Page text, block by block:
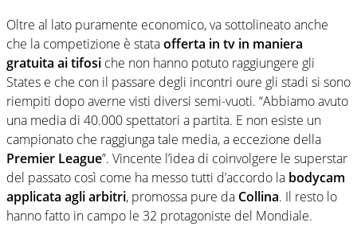
Oltre al lato puramente economico, va sottolineato anche
che la competizione è stataofferta in tv in maniera
gratuita ai tifosi che non hanno potuto raggiungere gli
States e che con il passare degli incontri oure gli stadi si sono
riempiti dopo averne visti diversi semi-vuoti. “Abbiamo avuto
una media di 40.000 spettatori a partita. E non esiste un
campionato che raggiunga tale media, a eccezione della
Premier League”. Vincente l’idea di coinvolgere le superstar
del passato così come ha messo tutti d’accordo la bodycam
applicata agli arbitri, promossa pure da Collina. Il resto lo
hanno fatto in campo le 32 protagoniste del Mondiale.